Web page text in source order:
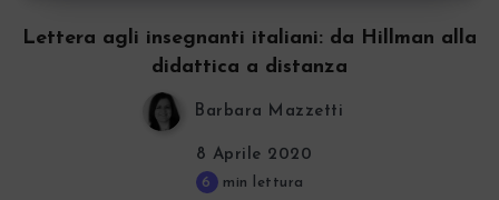
Lettera agli insegnanti italiani: da Hillman alla
didattica a distanza
Barbara Mazzetti
8 Aprile 2020
6 min lettura